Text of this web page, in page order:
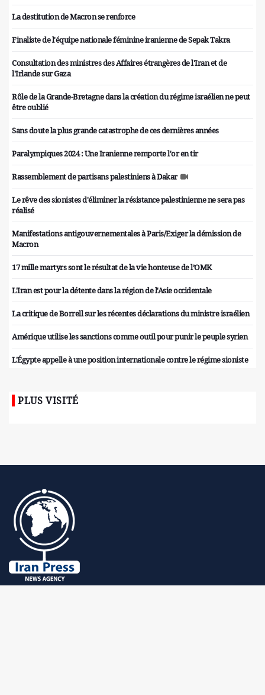
La destitution de Macron se renforce
Finaliste de l'équipe nationale féminine iranienne de Sepak Takra
Consultation des ministres des Affaires étrangères de l'Iran et de
l'Irlande sur Gaza
Rôle de la Grande-Bretagne dans la création du régime israélien ne peut
être oublié
Sans doute la plus grande catastrophe de ces dernières années
Paralympiques 2024 : Une Iranienne remporte l'or en tir
Rassemblement de partisans palestiniens à Dakar
Le rêve des sionistes d'éliminer la résistance palestinienne ne sera pas
réalisé
Manifestations antigouvernementales à Paris/Exiger la démission de
Macron
17 mille martyrs sont le résultat de la vie honteuse de l’OMK
L'Iran est pour la détente dans la région de l'Asie occidentale
La critique de Borrell sur les récentes déclarations du ministre israélien
Amérique utilise les sanctions comme outil pour punir le peuple syrien
L'Égypte appelle à une position internationale contre le régime sioniste
PLUS VISITÉ